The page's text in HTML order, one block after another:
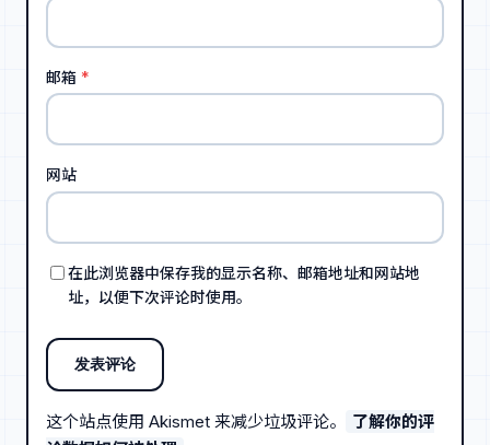
邮箱 *
网站
在此浏览器中保存我的显示名称、邮箱地址和网站地
址，以便下次评论时使用。
这个站点使用 Akismet 来减少垃圾评论。
了解你的评